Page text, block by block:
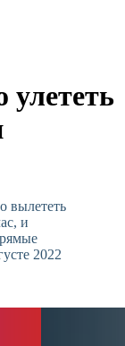
улететь
вылететь
и
2022